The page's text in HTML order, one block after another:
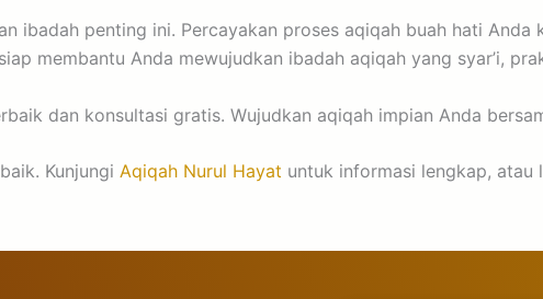
ibadah penting ini. Percayakan proses aqiqah buah hati
membantu Anda mewujudkan ibadah aqiqah yang syar’i,
dan konsultasi gratis. Wujudkan aqiqah impian Anda
Kunjungi Aqiqah Nurul Hayat untuk informasi lengkap, atau